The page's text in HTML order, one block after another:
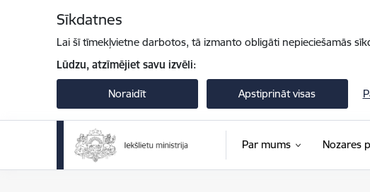
Sīkdatnes
Lai šī tīmekļvietne darbotos, tā izmanto obligāti nepieciešamās
Lūdzu, atzīmējiet savu izvēli:
Noraidīt Apstiprināt visas
Par mums Nozares